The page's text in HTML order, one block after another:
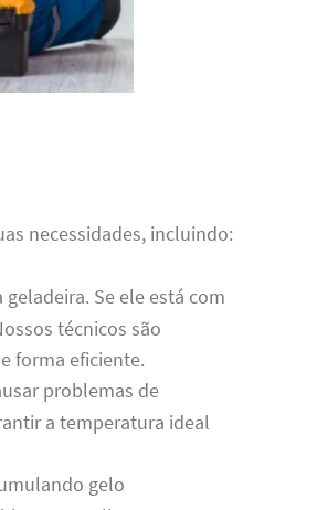
necessidades, incluindo:
Se ele está com
técnicos são
forma eficiente.
problemas de
a temperatura ideal
gelo